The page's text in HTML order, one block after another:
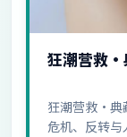
狂潮营救·
狂潮营救·典
危机、反转